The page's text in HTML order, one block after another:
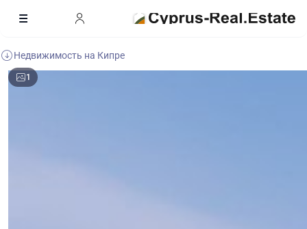
Недвижимость на Кипре
1